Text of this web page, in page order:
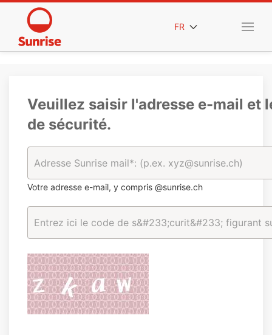
FR
Veuillez saisir l'adresse e-mail et
de sécurité.
Votre adresse e-mail, y compris @sunrise.ch